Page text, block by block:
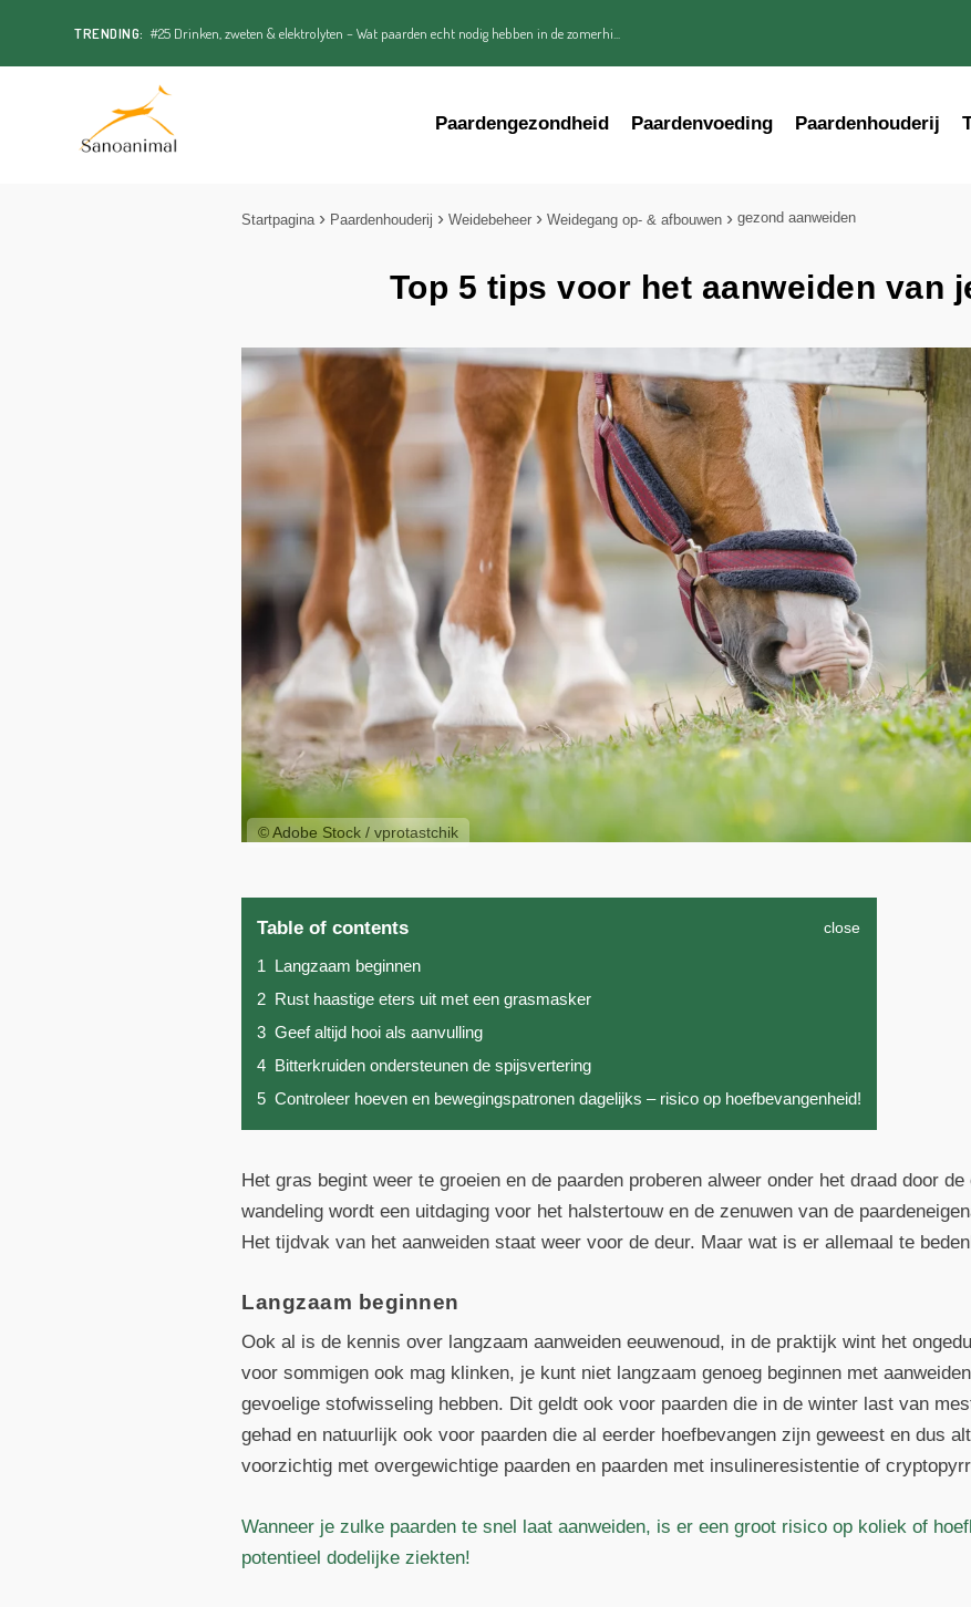
TRENDING: #25 Drinken, zweten & elektrolyten – Wat paarden echt nodig hebben in de zomerhi...
Paardengezondheid Paardenvoeding Paardenhouderij
Startpagina Paardenhouderij Weidebeheer Weidegang op- & afbouwen gezond aanweiden
Top 5 tips voor het aanweiden van
© Adobe Stock / vprotastchik
Table of contents close
1 Langzaam beginnen
2 Rust haastige eters uit met een grasmasker
3 Geef altijd hooi als aanvulling
4 Bitterkruiden ondersteunen de spijsvertering
5 Controleer hoeven en bewegingspatronen dagelijks – risico op hoefbevangenheid!
Het gras begint weer te groeien en de paarden proberen alweer onder het draad door
wandeling wordt een uitdaging voor het halstertouw en de zenuwen van de
Het tijdvak van het aanweiden staat weer voor de deur. Maar wat is er allemaal te
Langzaam beginnen
Ook al is de kennis over langzaam aanweiden eeuwenoud, in de praktijk wint het
voor sommigen ook mag klinken, je kunt niet langzaam genoeg beginnen met
gevoelige stofwisseling hebben. Dit geldt ook voor paarden die in de winter last van
gehad en natuurlijk ook voor paarden die al eerder hoefbevangen zijn geweest en dus
voorzichtig met overgewichtige paarden en paarden met insulineresistentie of
Wanneer je zulke paarden te snel laat aanweiden, is er een groot risico op koliek of
potentieel dodelijke ziekten!